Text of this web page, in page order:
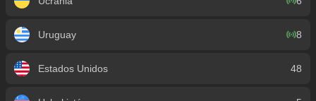
Uruguay 8
Estados Unidos 48